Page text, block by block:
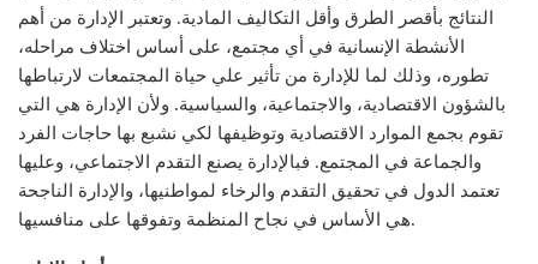
النتائج بأقصر الطرق وأقل التكاليف المادية. وتعتبر الإدارة من أهم
الأنشطة الإنسانية في أي مجتمع، على أساس اختلاف مراحله،
تطوره، وذلك لما للإدارة من تأثير علي حياة المجتمعات لارتباطها
بالشؤون الاقتصادية، والاجتماعية، والسياسية. ولأن الإدارة هي التي
تقوم بجمع الموارد الاقتصادية وتوظيفها لكي نشبع بها حاجات الفرد
والجماعة في المجتمع. فبالإدارة يصنع التقدم الاجتماعي، وعليها
تعتمد الدول في تحقيق التقدم والرخاء لمواطنيها، والإدارة الناجحة
هي الأساس في نجاح المنظمة وتفوقها على منافسيها.